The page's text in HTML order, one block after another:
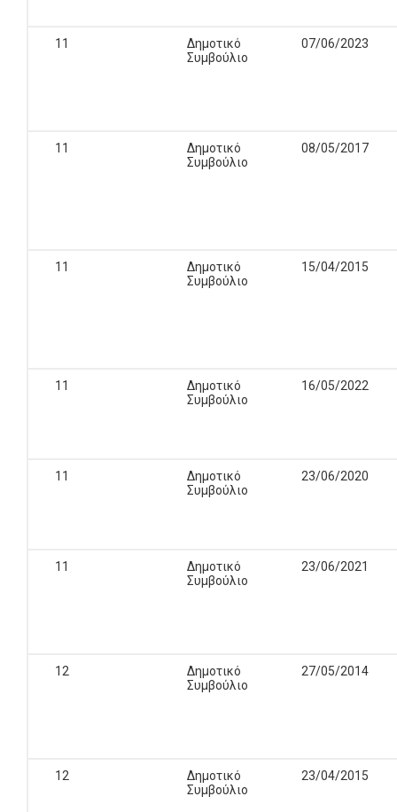
11
Δημοτικό
Συμβούλιο
07/06/2023
11
Δημοτικό
Συμβούλιο
08/05/2017
11
Δημοτικό
Συμβούλιο
15/04/2015
11
Δημοτικό
Συμβούλιο
16/05/2022
11
Δημοτικό
Συμβούλιο
23/06/2020
11
Δημοτικό
Συμβούλιο
23/06/2021
12
Δημοτικό
Συμβούλιο
27/05/2014
12
Δημοτικό
Συμβούλιο
23/04/2015